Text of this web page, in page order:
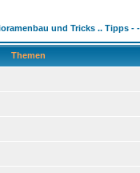
und Tricks .. Tipps -
Themen